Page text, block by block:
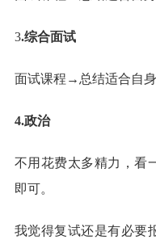
3.综合面试
面试课程→总结适合自
4.政治
不用花费太多精力，看
即可。
我觉得复试还是有必要